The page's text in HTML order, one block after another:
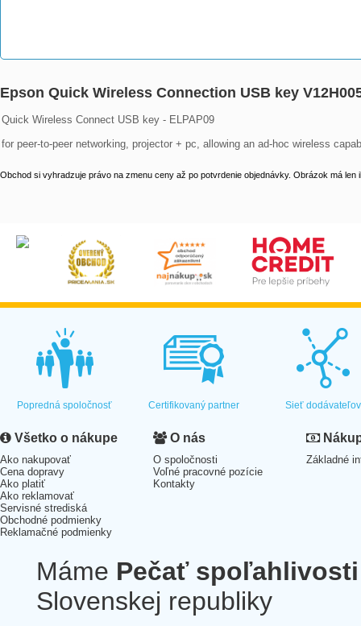
Epson Quick Wireless Connection USB key
Quick Wireless Connect USB key - ELPAP09
for peer-to-peer networking, projector + pc, allowing an ad-hoc wireless
Obchod si vyhradzuje právo na zmenu ceny až po potvrdenie objednávky. Obrázok má len
Popredná spoločnosť Certifikovaný partner Sieť dodávateľov
Všetko o nákupe
Ako nakupovať
Cena dopravy
Ako platiť
Ako reklamovať
Servisné strediská
Obchodné podmienky
Reklamačné podmienky
O nás
O spoločnosti
Voľné pracovné pozície
Kontakty
Základné
Máme Pečať spoľahlivosti
Slovenskej republiky